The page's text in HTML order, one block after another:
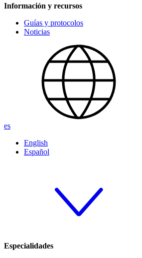
Información y recursos
Guías y protocolos
Noticias
es
English
Español
Especialidades